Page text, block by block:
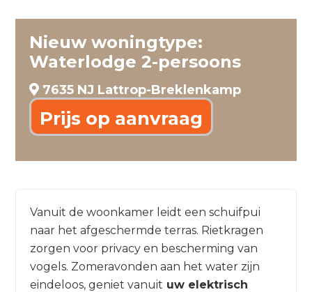
Nieuw woningtype:
Waterlodge 2-persoons
7635 NJ Lattrop-Breklenkamp
Prijs op aanvraag
Vanuit de woonkamer leidt een schuifpui
naar het afgeschermde terras. Rietkragen
zorgen voor privacy en bescherming van
vogels. Zomeravonden aan het water zijn
eindeloos, geniet vanuit uw elektrisch